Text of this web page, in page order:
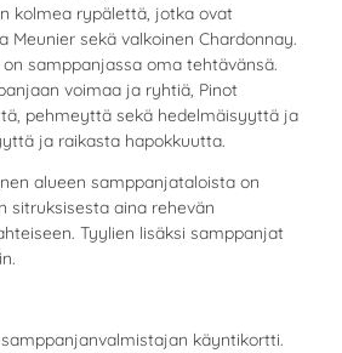
kolmea rypälettä, jotka ovat
Meunier sekä valkoinen Chardonnay.
samppanjassa oma tehtävänsä.
voimaa ja ryhtiä, Pinot
pehmeyttä sekä hedelmäisyyttä ja
ja raikasta hapokkuutta.
alueen samppanjataloista on
sitruksisesta aina rehevän
Tyylien lisäksi samppanjat
käyntikortti.